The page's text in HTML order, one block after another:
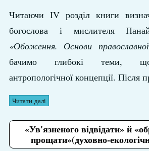
Читаючи ІV розділ книги
богослова і мислителя
«Обоження. Основи
бачимо глибокі теми, що
антропологічної концепції. Після
Читати далі
«Ув'язненого відвідати» й
прощати»(духовно-